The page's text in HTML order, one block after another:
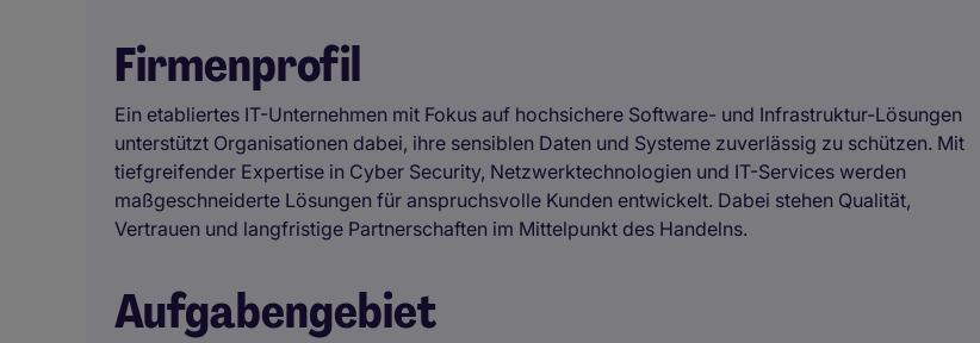
Firmenprofil
Ein etabliertes IT-Unternehmen mit Fokus auf hochsichere Software- und Infrastruktur-Lösungen
unterstützt Organisationen dabei, ihre sensiblen Daten und Systeme zuverlässig zu schützen. Mit
tiefgreifender Expertise in Cyber Security, Netzwerktechnologien und IT-Services werden
maßgeschneiderte Lösungen für anspruchsvolle Kunden entwickelt. Dabei stehen Qualität,
Vertrauen und langfristige Partnerschaften im Mittelpunkt des Handelns.
Aufgabengebiet